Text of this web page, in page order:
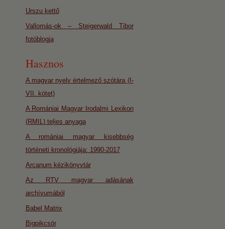
Urszu kettő
Vallomás-ok – Steigerwald Tibor
fotóblogja
Hasznos
A magyar nyelv értelmező szótára (I-
VII. kötet)
A Romániai Magyar Irodalmi Lexikon
(RMIL) teljes anyaga
A romániai magyar kisebbség
történeti kronológiája: 1990-2017
Arcanum kézikönyvtár
Az RTV magyar adásának
archívumából
Babel Matrix
Bigpikcsör